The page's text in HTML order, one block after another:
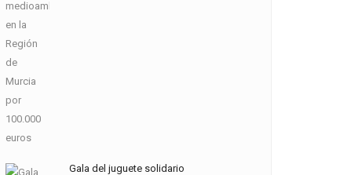
Gala del juguete solidario